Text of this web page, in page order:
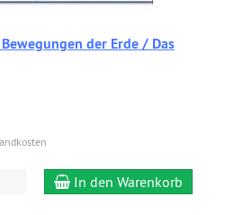
der Erde / Das
In den Warenkorb